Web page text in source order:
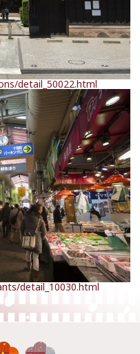
detail_50022.html
detail_10030.html